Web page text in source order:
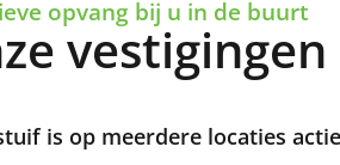
opvang bij u in de buurt
vestigingen
is op meerdere locaties